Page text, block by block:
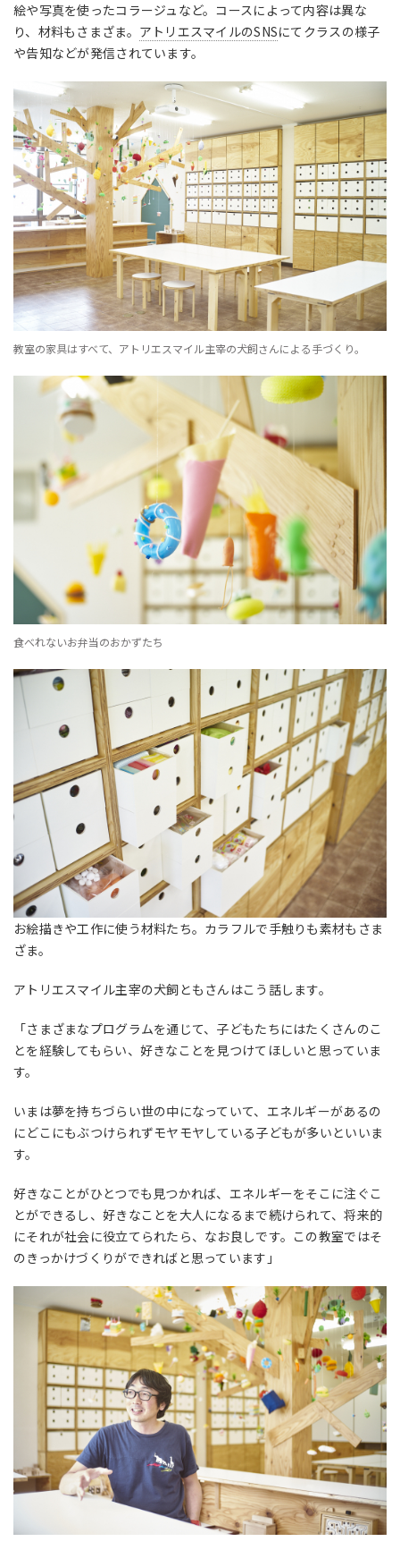
絵や写真を使ったコラージュなど。コースによって内容は異な
り、材料もさまざま。 アトリエスマイルのSNSにてクラスの様子
や告知などが発信されています。
教室の家具はすべて、アトリエスマイル主宰の犬飼さんによる手づくり。
食べれないお弁当のおかずたち
お絵描きや工作に使う材料たち。カラフルで手触りも素材もさま
ざま。
アトリエスマイル主宰の犬飼ともさんはこう話します。
「さまざまなプログラムを通じて、子どもたちにはたくさんのこ
とを経験してもらい、好きなことを見つけてほしいと思っていま
す。
いまは夢を持ちづらい世の中になっていて、エネルギーがあるの
にどこにもぶつけられずモヤモヤしている子どもが多いといいま
す。
好きなことがひとつでも見つかれば、エネルギーをそこに注ぐこ
とができるし、好きなことを大人になるまで続けられて、将来的
にそれが社会に役立てられたら、なお良しです。この教室ではそ
のきっかけづくりができればと思っています」